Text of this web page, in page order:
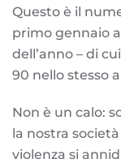
Questo è il
primo gennaio
dell’anno – di
90 nello stesso
Non è un calo:
la nostra
violenza si